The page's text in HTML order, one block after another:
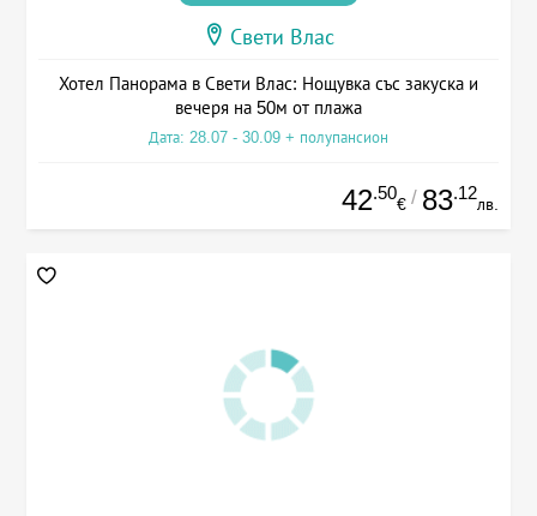
Свети Влас
Хотел Панорама в Свети Влас: Нощувка със закуска и
вечеря на 50м от плажа
Дата: 28.07 - 30.09 + полупансион
42.50
€ / 83.12
лв.